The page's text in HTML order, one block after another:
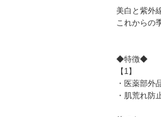
美白と紫外
これからの
◆特徴◆
【1】
・医薬部外
・肌荒れ防